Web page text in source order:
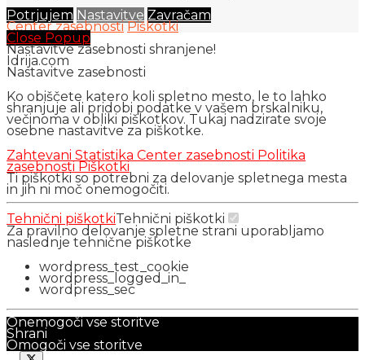
Potrjujem Nastavitve Zavračam
Center zasebnosti Piškotki
Close Popup
Nastavitve zasebnosti shranjene!
Idrija.com
Nastavitve zasebnosti
Ko obiščete katero koli spletno mesto, le to lahko
shranjuje ali pridobi podatke v vašem brskalniku,
večinoma v obliki piškotkov. Tukaj nadzirate svoje
osebne nastavitve za piškotke.
Zahtevani Statistika Center zasebnosti Politika
zasebnostiPiškotki
Ti piškotki so potrebni za delovanje spletnega mesta
in jih ni moč onemogočiti.
Tehnični piškotkiTehnični piškotki
Za pravilno delovanje spletne strani uporabljamo
naslednje tehnične piškotke
wordpress_test_cookie
wordpress_logged_in_
wordpress_sec
Onemogoči vse storitve
Shrani
Omogoči vse storitve